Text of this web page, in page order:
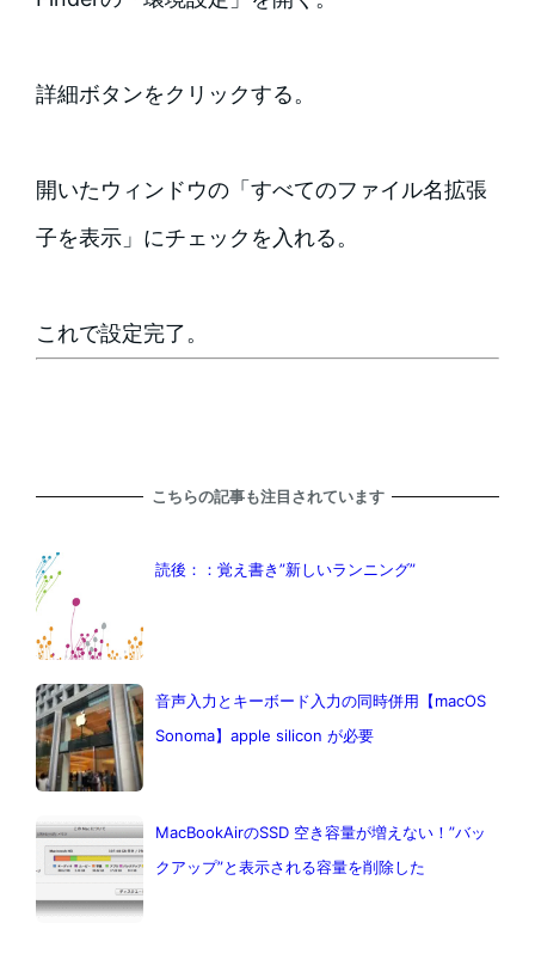
詳細ボタンをクリックする。
開いたウィンドウの「すべてのファイル名拡張
子を表示」にチェックを入れる。
これで設定完了。
こちらの記事も注目されています
読後：：覚え書き”新しいランニング”
音声入力とキーボード入力の同時併用【macOS
Sonoma】apple silicon が必要
MacBookAirのSSD 空き容量が増えない！”バッ
クアップ”と表示される容量を削除した